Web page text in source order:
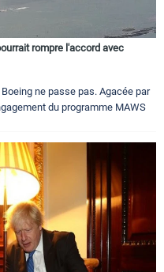
rompre l'accord avec
ne passe pas. Agacée par
du programme MAWS